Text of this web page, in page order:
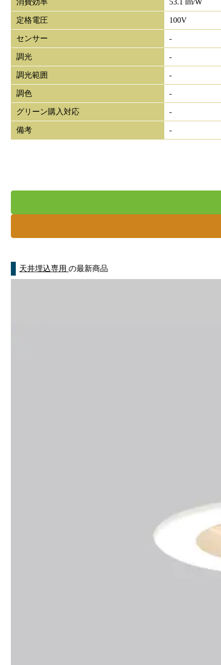
消費効率 53.1 lm/W
定格電圧 100V
センサー -
調光 -
調光範囲 -
調色 -
グリーン購入対応 -
備考 -
天井埋込専用の最新商品